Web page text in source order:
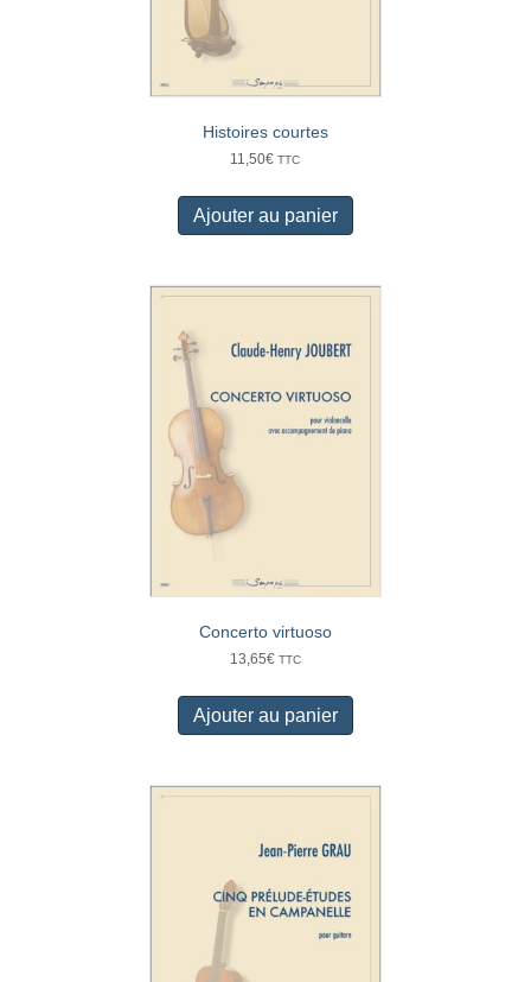
Histoires courtes
11,50€ TTC
Ajouter au panier
Concerto virtuoso
13,65€ TTC
Ajouter au panier